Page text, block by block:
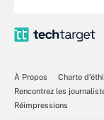
À Propos
Charte
Rencontrez les
Réimpressions